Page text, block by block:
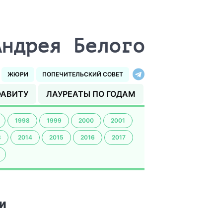
Белого
ЖЮРИ ПОПЕЧИТЕЛЬСКИЙ СОВЕТ
ЛАУРЕАТЫ ПО ГОДАМ
1998 1999 2000 2001
2014 2015 2016 2017